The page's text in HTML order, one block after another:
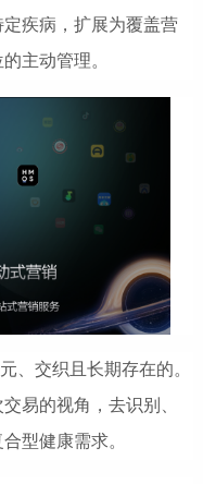
疾病，扩展为覆盖营
主动管理。
、交织且长期存在的。
易的视角，去识别、
型健康需求。